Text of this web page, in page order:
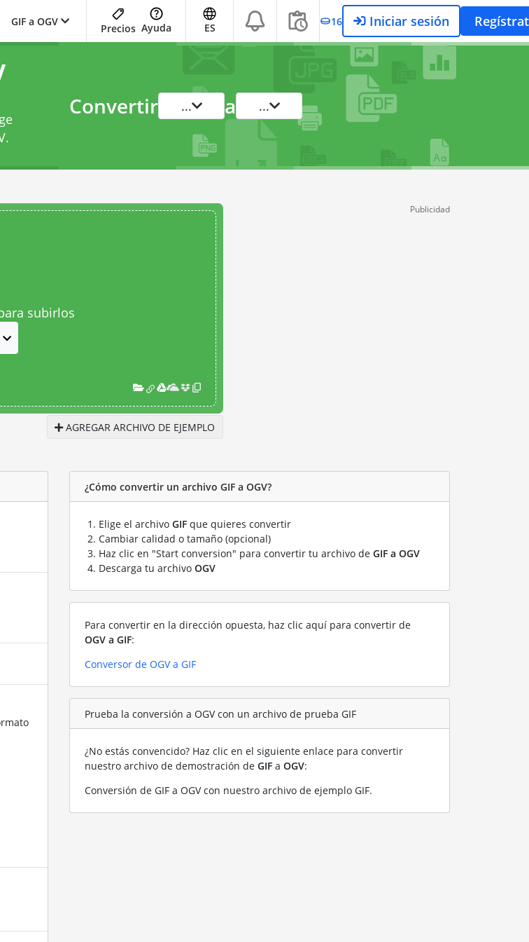
GIF a OGV
Precios Ayuda ES 16 Iniciar sesión
.
Convertir ... a ...
subirlos
AGREGAR ARCHIVO DE EJEMPLO
Publicidad
¿Cómo convertir un archivo GIF a OGV?
Elige el archivo GIF que quieres convertir
Cambiar calidad o tamaño (opcional)
Haz clic en "Start conversion" para convertir tu archivo de GIF a OGV
Descarga tu archivo OGV
Para convertir en la dirección opuesta, haz clic aquí para convertir de
OGV a GIF:
Conversor de OGV a GIF
Prueba la conversión a OGV con un archivo de prueba GIF
¿No estás convencido? Haz clic en el siguiente enlace para convertir
nuestro archivo de demostración de GIF a OGV:
Conversión de GIF a OGV con nuestro archivo de ejemplo GIF.